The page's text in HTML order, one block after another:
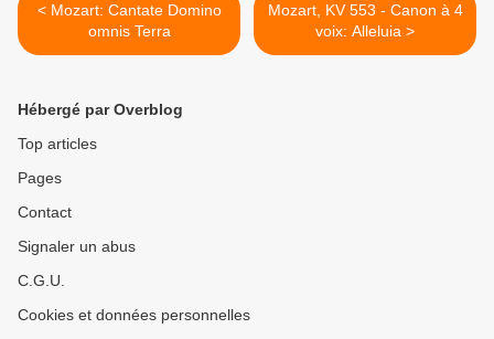
< Mozart: Cantate Domino
omnis Terra
Mozart, KV 553 - Canon à 4
voix: Alleluia >
Hébergé par Overblog
Top articles
Pages
Contact
Signaler un abus
C.G.U.
Cookies et données personnelles